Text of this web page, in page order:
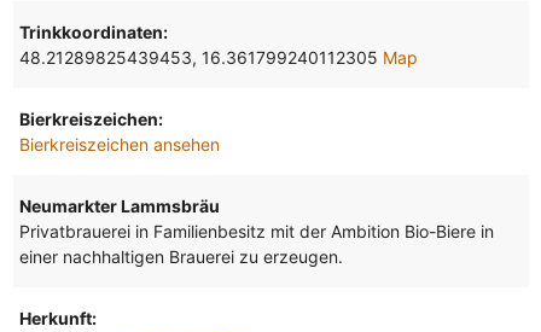
Trinkkoordinaten:
48.21289825439453, 16.361799240112305 Map
Bierkreiszeichen:
Bierkreiszeichen ansehen
Neumarkter Lammsbräu
Privatbrauerei in Familienbesitz mit der Ambition Bio-Biere in
einer nachhaltigen Brauerei zu erzeugen.
Herkunft: